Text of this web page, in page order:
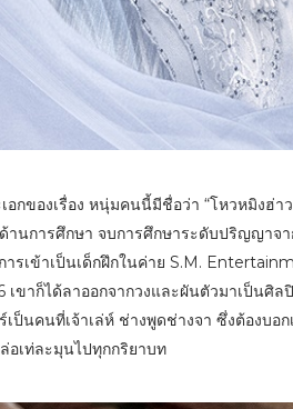
อกของเรื่อง หนุ่มคนนี้มีชื่อว่า “โหวหมิงฮ่า
ด้านการศึกษา จบการศึกษาระดับปริญญา
ารเข้าเป็นเด็กฝึกในค่าย S.M.
เขาก็ได้ลาออกจากวงและผันตัวมาเป็นศิล
เป็นคนที่เจ้าเล่ห์ ช่างพูดช่างจา ซึ่งต้องบอ
อเท่ละมุนไปทุกกริยาบท